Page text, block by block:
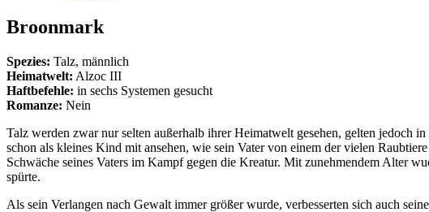
Broonmark
Spezies: Talz, männlich
Heimatwelt: Alzoc III
Haftbefehle: in sechs Systemen gesucht
Romanze: Nein
Talz werden zwar nur selten außerhalb ihrer Heimatwelt gesehen, gelten jedoch
schon als kleines Kind mit ansehen, wie sein Vater von einem der vielen
Schwäche seines Vaters im Kampf gegen die Kreatur. Mit zunehmendem Alter
spürte.
Als sein Verlangen nach Gewalt immer größer wurde, verbesserten sich auch